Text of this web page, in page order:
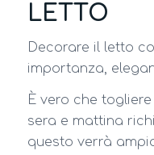
LETTO
Decorare il letto
importanza,
È vero che
sera e mattina
questo verrà